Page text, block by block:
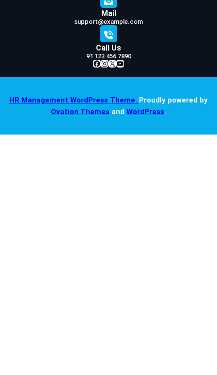
Mail
support@example.com
Call Us
91 123 456 7890
Facebook InstagramX YouTube
HR Management WordPress Theme. Proudly powered by
Ovation Themes and WordPress.